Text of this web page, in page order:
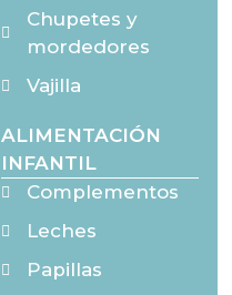
Chupetes y
mordedores
Vajilla
ALIMENTACIÓN
INFANTIL
Complementos
Leches
Papillas